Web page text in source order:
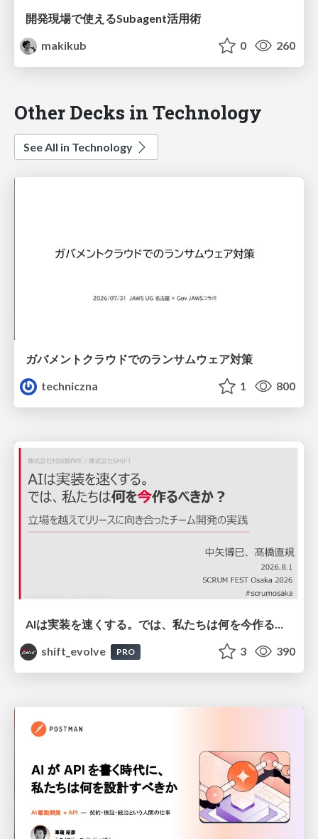
開発現場で使えるSubagent活用術
makikub
0 260
Other Decks in Technology
See All in Technology
ガバメントクラウドでのランサムウェア対策
techniczna
1 800
AIは実装を速くする。では、私たちは何を今作るべきか？－立場を越えてリリースに向き合ったチーム開発の実践 / 20260801 Hiromi Nakaya and Naoki Takahashi
shift_evolve
PRO 3 390